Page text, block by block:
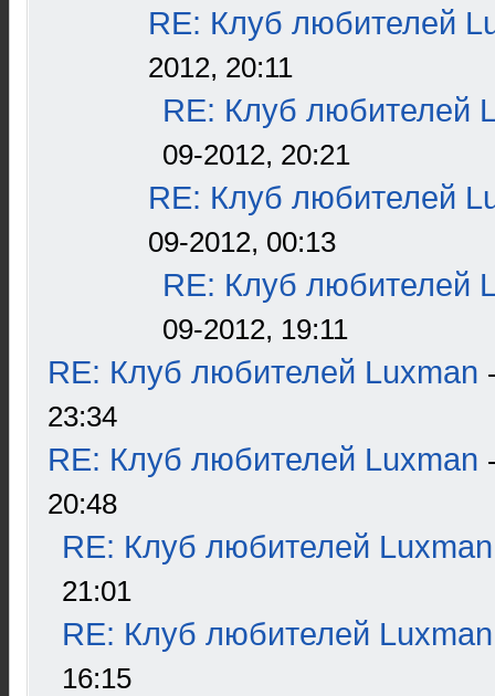
RE: Клуб любителей
2012, 20:11
RE: Клуб любителей
09-2012, 20:21
RE: Клуб любителей
09-2012, 00:13
RE: Клуб любителей
09-2012, 19:11
RE: Клуб любителей Luxman
23:34
RE: Клуб любителей Luxman
20:48
RE: Клуб любителей Luxman
21:01
RE: Клуб любителей Luxman
16:15